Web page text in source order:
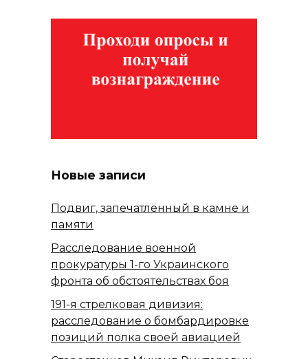
Новые записи
Подвиг, запечатлённый в камне и
памяти
Расследование военной
прокуратуры 1-го Украинского
фронта об обстоятельствах боя
191-я стрелковая дивизия:
расследование о бомбардировке
позиций полка своей авиацией